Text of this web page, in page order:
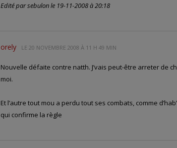
Edité par sebulon le 19-11-2008 à 20:18
orely LE 20 NOVEMBRE 2008 À 11 H 49 MIN
Nouvelle défaite contre natth. J’vais peut-être arreter de
moi.
Et l’autre tout mou a perdu tout ses combats, comme
qui confirme la règle